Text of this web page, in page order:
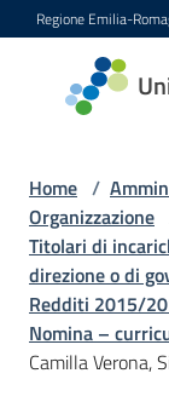
Vai al contenuto
Vai alla navigazione
Vai al footer
Regione Emilia-
Unione
Bassa
Menu
Novità
Home /
Organizzazione
Titolari di
direzione o di
Redditi 2015/
Nomina –
Camilla Verona,